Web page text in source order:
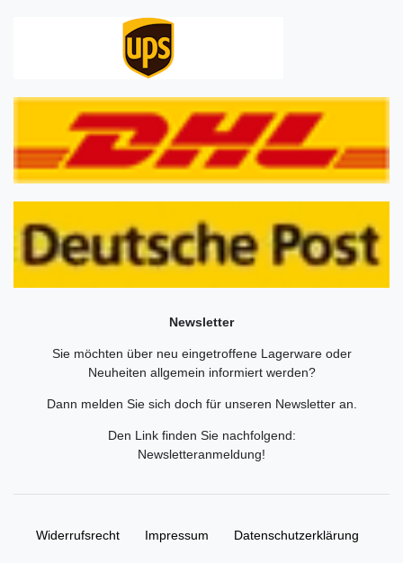
Newsletter
Sie möchten über neu eingetroffene Lagerware oder
Neuheiten allgemein informiert werden?
Dann melden Sie sich doch für unseren Newsletter an.
Den Link finden Sie nachfolgend:
Newsletteranmeldung!
Widerrufs­recht Impressum Daten­schutz­erklärung